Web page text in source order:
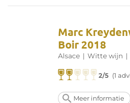
Marc
Boir 2018
Alsace | Witte wijn |
2/5 (1
Meer informatie